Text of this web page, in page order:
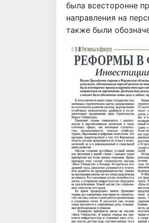
была всесторонне
направления на
также были